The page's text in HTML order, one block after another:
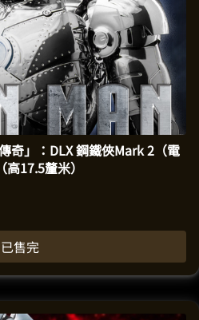
奇」：DLX 鋼鐵俠Mark 2（電
17.5釐米）
已售完